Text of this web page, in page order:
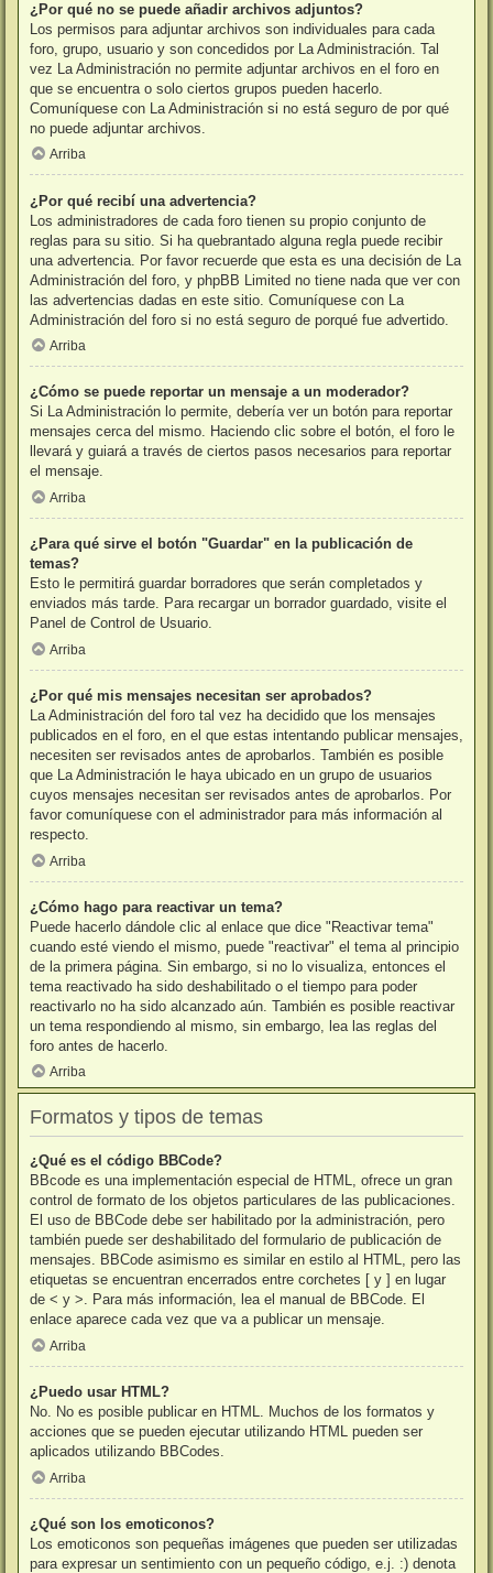
¿Por qué no se puede añadir archivos adjuntos?
Los permisos para adjuntar archivos son individuales para cada
foro, grupo, usuario y son concedidos por La Administración. Tal
vez La Administración no permite adjuntar archivos en el foro en
que se encuentra o solo ciertos grupos pueden hacerlo.
Comuníquese con La Administración si no está seguro de por qué
no puede adjuntar archivos.
Arriba
¿Por qué recibí una advertencia?
Los administradores de cada foro tienen su propio conjunto de
reglas para su sitio. Si ha quebrantado alguna regla puede recibir
una advertencia. Por favor recuerde que esta es una decisión de La
Administración del foro, y phpBB Limited no tiene nada que ver con
las advertencias dadas en este sitio. Comuníquese con La
Administración del foro si no está seguro de porqué fue advertido.
Arriba
¿Cómo se puede reportar un mensaje a un moderador?
Si La Administración lo permite, debería ver un botón para reportar
mensajes cerca del mismo. Haciendo clic sobre el botón, el foro le
llevará y guiará a través de ciertos pasos necesarios para reportar
el mensaje.
Arriba
¿Para qué sirve el botón "Guardar" en la publicación de
temas?
Esto le permitirá guardar borradores que serán completados y
enviados más tarde. Para recargar un borrador guardado, visite el
Panel de Control de Usuario.
Arriba
¿Por qué mis mensajes necesitan ser aprobados?
La Administración del foro tal vez ha decidido que los mensajes
publicados en el foro, en el que estas intentando publicar mensajes,
necesiten ser revisados antes de aprobarlos. También es posible
que La Administración le haya ubicado en un grupo de usuarios
cuyos mensajes necesitan ser revisados antes de aprobarlos. Por
favor comuníquese con el administrador para más información al
respecto.
Arriba
¿Cómo hago para reactivar un tema?
Puede hacerlo dándole clic al enlace que dice "Reactivar tema"
cuando esté viendo el mismo, puede "reactivar" el tema al principio
de la primera página. Sin embargo, si no lo visualiza, entonces el
tema reactivado ha sido deshabilitado o el tiempo para poder
reactivarlo no ha sido alcanzado aún. También es posible reactivar
un tema respondiendo al mismo, sin embargo, lea las reglas del
foro antes de hacerlo.
Arriba
Formatos y tipos de temas
¿Qué es el código BBCode?
BBcode es una implementación especial de HTML, ofrece un gran
control de formato de los objetos particulares de las publicaciones.
El uso de BBCode debe ser habilitado por la administración, pero
también puede ser deshabilitado del formulario de publicación de
mensajes. BBCode asimismo es similar en estilo al HTML, pero las
etiquetas se encuentran encerrados entre corchetes [ y ] en lugar
de < y >. Para más información, lea el manual de BBCode. El
enlace aparece cada vez que va a publicar un mensaje.
Arriba
¿Puedo usar HTML?
No. No es posible publicar en HTML. Muchos de los formatos y
acciones que se pueden ejecutar utilizando HTML pueden ser
aplicados utilizando BBCodes.
Arriba
¿Qué son los emoticonos?
Los emoticonos son pequeñas imágenes que pueden ser utilizadas
para expresar un sentimiento con un pequeño código, e.j. :) denota